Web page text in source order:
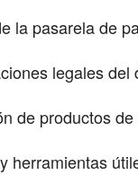
la pasarela de
legales del
de productos
herramientas